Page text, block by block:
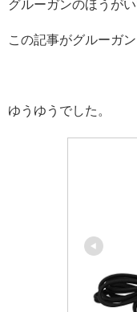
グルーガンのほうがい
この記事がグルーガ
ゆうゆうでした。